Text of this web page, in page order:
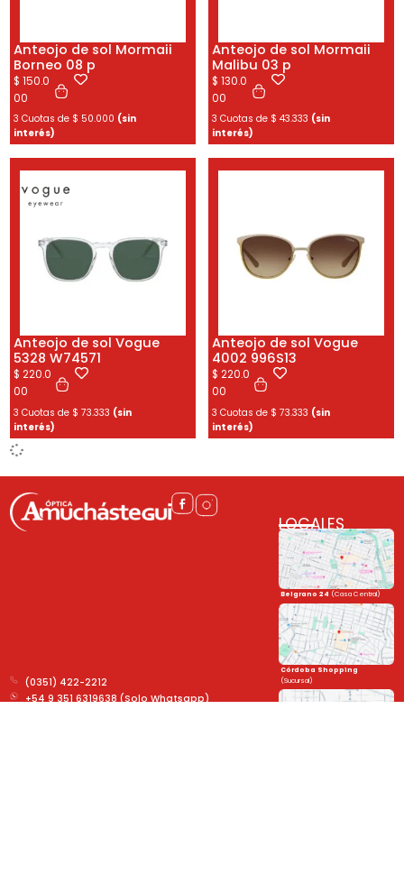
Anteojo de sol Mormaii
Borneo 08 p
$ 150.0
00
3 Cuotas de $ 50.000 (sin
interés)
Anteojo de sol Mormaii
Malibu 03 p
$ 130.0
00
3 Cuotas de $ 43.333 (sin
interés)
Anteojo de sol Vogue
5328 W74571
$ 220.0
00
3 Cuotas de $ 73.333 (sin
interés)
Anteojo de sol Vogue
4002 996S13
$ 220.0
00
3 Cuotas de $ 73.333 (sin
interés)
(0351) 422-2212
+54 9 351 6319638 (Solo Whatsapp)
LOCALES
Belgrano 24 (Casa Central)
Córdoba Shopping
(Sucursal)